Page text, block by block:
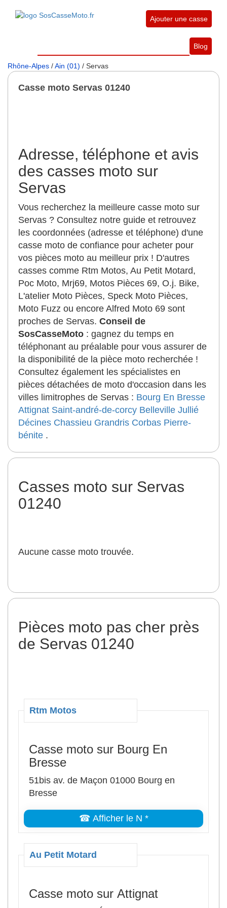
Ajouter une casse
Blog
Rhône-Alpes /Ain (01) / Servas
Casse moto Servas 01240
Adresse, téléphone et avis
des casses moto sur
Servas
Vous recherchez la meilleure casse moto sur
Servas ? Consultez notre guide et retrouvez
les coordonnées (adresse et téléphone) d'une
casse moto de confiance pour acheter pour
vos pièces moto au meilleur prix ! D'autres
casses comme Rtm Motos, Au Petit Motard,
Poc Moto, Mrj69, Motos Pièces 69, O.j. Bike,
L'atelier Moto Pièces, Speck Moto Pièces,
Moto Fuzz ou encore Alfred Moto 69 sont
proches de Servas. Conseil de
SosCasseMoto : gagnez du temps en
téléphonant au préalable pour vous assurer de
la disponibilité de la pièce moto recherchée !
Consultez également les spécialistes en
pièces détachées de moto d'occasion dans les
villes limitrophes de Servas : Bourg En Bresse
Attignat Saint-andré-de-corcy Belleville Jullié
Décines Chassieu Grandris Corbas Pierre-
bénite .
Casses moto sur Servas
01240
Aucune casse moto trouvée.
Pièces moto pas cher près
de Servas 01240
Rtm Motos
Casse moto sur Bourg En
Bresse
51bis av. de Maçon 01000 Bourg en
Bresse
☎ Afficher le N *
Au Petit Motard
Casse moto sur Attignat